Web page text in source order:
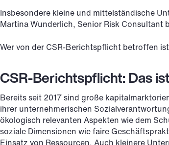
Insbesondere kleine und mittelständische
Martina Wunderlich, Senior Risk Consultant
Wer von der CSR-Berichtspflicht betroffen
CSR-Berichtspflicht: Das
Bereits seit 2017 sind große
ihrer unternehmerischen
ökologisch relevanten Aspekten wie dem
soziale Dimensionen wie faire
Einsatz von Ressourcen. Auch kleinere